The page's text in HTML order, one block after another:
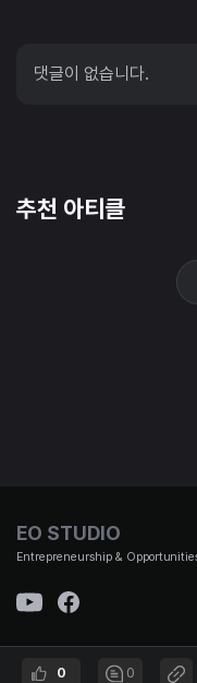
댓글이 없습니다.
추천 아티클
0 0
EO STUDIO
Entrepreneurship &
(주)이오스튜디오 대표이사 : 김태